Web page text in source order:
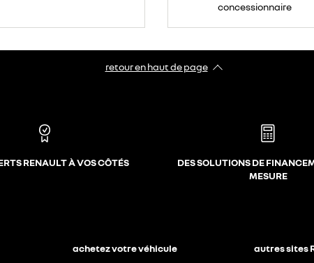
concessionnaire
retour en haut de page​
RENAULT À VOS CÔTÉS
DES SOLUTIONS DE
MESURE
achetez votre véhicule autres sites